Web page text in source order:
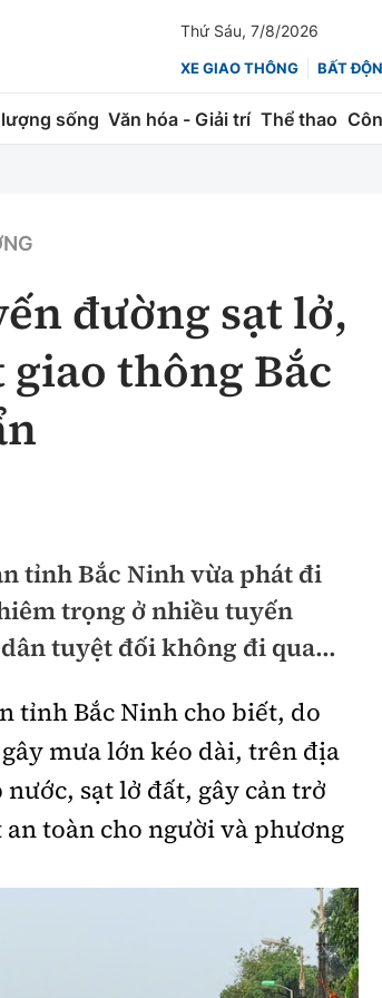
Thứ Sáu, 7/8/2026
XE GIAO THÔNG BẤT
sống Văn hóa - Giải trí Thể thao
lý
không
sắt
sắt tốc độ cao
hải
sắt đô thị
thầu - Đấu thầu
viết về Ngành
Chứng khoán
Bảo hiểm
Công nghệ
Công nghệ mới
đường sạt lở,
thông Bắc
tỉnh Bắc Ninh vừa phát đi
trọng ở nhiều tuyến
tuyệt đối không đi qua...
tỉnh Bắc Ninh cho biết, do
mưa lớn kéo dài, trên địa
sạt lở đất, gây cản trở
toàn cho người và phương